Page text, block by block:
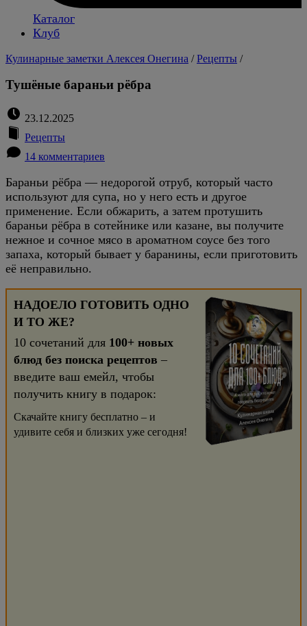
Каталог
Клуб
Кулинарные заметки Алексея Онегина /Рецепты /
Тушёные бараньи рёбра
23.12.2025
Рецепты
14 комментариев
Бараньи рёбра — недорогой отруб, который часто
используют для супа, но у него есть и другое
применение. Если обжарить, а затем протушить
бараньи рёбра в сотейнике или казане, вы получите
нежное и сочное мясо в ароматном соусе без того
запаха, который бывает у баранины, если приготовить
её неправильно.
НАДОЕЛО ГОТОВИТЬ ОДНО
И ТО ЖЕ?
10 сочетаний для 100+ новых
блюд без поиска рецептов –
введите ваш емейл, чтобы
получить книгу в подарок:
Скачайте книгу бесплатно – и
удивите себя и близких уже сегодня!